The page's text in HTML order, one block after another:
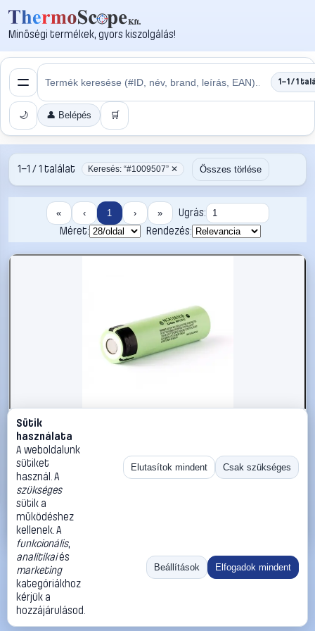
Minőségi termékek, gyors kiszolgálás!
1–1 / 1
🌙 👤 Belépés 🛒
1–1 / 1 találat Keresés: “#1009507” ✕ Összes törlése
« ‹ 1 › »
Ugrás:
Méret:
Rendezés:
#1009507
Li-ion akku NCR18650, Panasonic 3.7 V 3400 mAh (Ø x Ma)
18 mm x 70 mm
Panasonic Speciális akku méretek
7 090 Ft
Kosárba
«
Ugrás:
Méret:
Rendezés:
©2026
ThermoScope
ÁSZF
Cégbemutató
Sütik
használata
A weboldalunk
sütiket
használ. A
szükséges
sütik a
működéshez
kellenek. A
funkcionális,
analitikaiés
marketing
kategóriákhoz
kérjük a
hozzájárulásod.
Elutasítok mindent Csak szükséges
Beállítások Elfogadok mindent